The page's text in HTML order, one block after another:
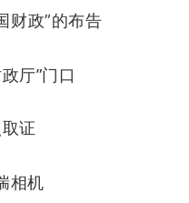
财政”的布告
厅”门口
证
相机